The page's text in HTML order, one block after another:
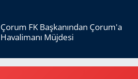
Çorum FK Başkanından Çorum'a
Havalimanı Müjdesi